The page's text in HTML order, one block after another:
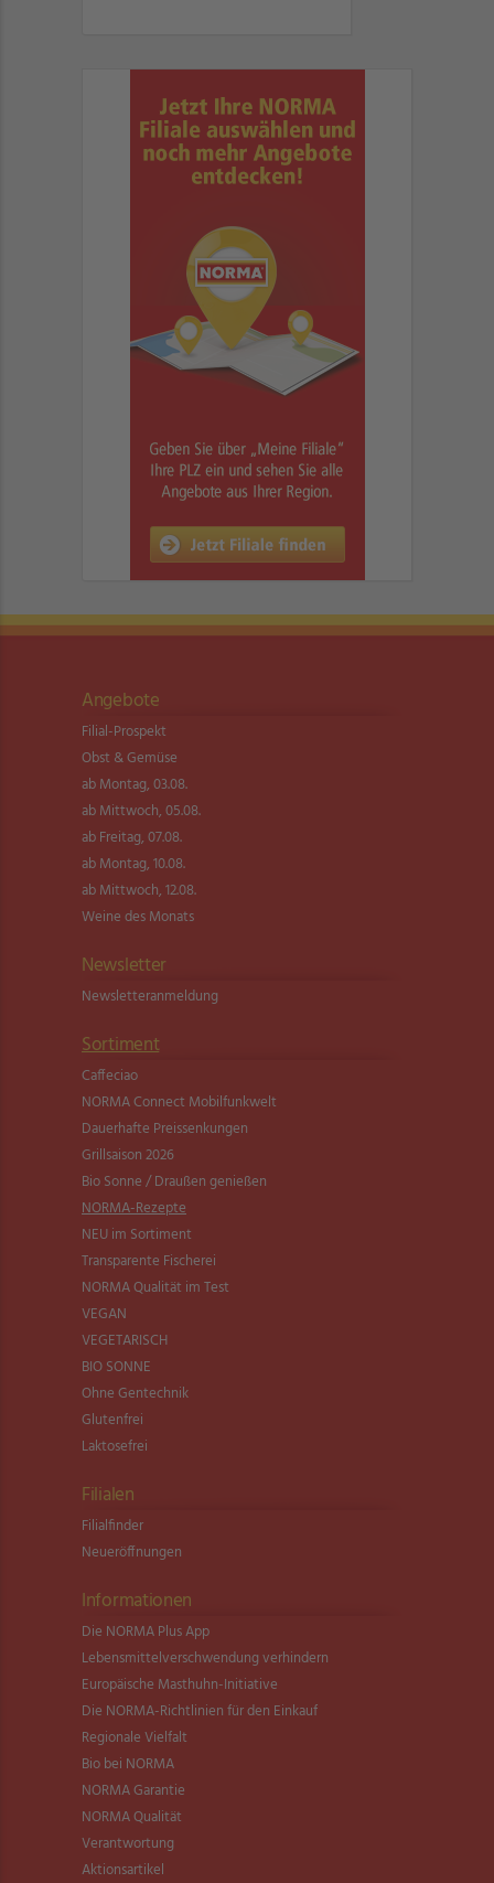
Angebote
Filial-Prospekt
Obst & Gemüse
ab Montag, 03.08.
ab Mittwoch, 05.08.
ab Freitag, 07.08.
ab Montag, 10.08.
ab Mittwoch, 12.08.
Weine des Monats
Newsletter
Newsletter­anmeldung
Sortiment
Caffeciao
NORMA Connect Mobilfunkwelt
Dauerhafte Preissenkungen
Grillsaison 2026
Bio Sonne / Draußen genießen
NORMA-Rezepte
NEU im Sortiment
Transparente Fischerei
NORMA Qualität im Test
VEGAN
VEGETARISCH
BIO SONNE
Ohne Gentechnik
Glutenfrei
Laktosefrei
Filialen
Filialfinder
Neueröffnungen
Informationen
Die NORMA Plus App
Lebensmittel­verschwendung verhindern
Europäische Masthuhn-Initiative
Die NORMA-Richtlinien für den Einkauf
Regionale Vielfalt
Bio bei NORMA
NORMA Garantie
NORMA Qualität
Verantwortung
Aktionsartikel